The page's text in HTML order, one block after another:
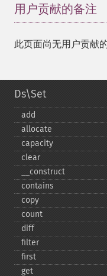
用户贡献的备注
此页面尚无用户贡献的
Ds\Set
add
allocate
capacity
clear
_​_​construct
contains
copy
count
diff
filter
first
get